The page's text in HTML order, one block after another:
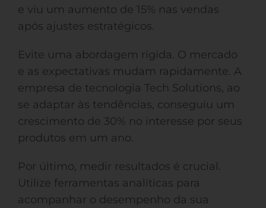
e viu um aumento de 15% nas vendas
após ajustes estratégicos.
Evite uma abordagem rígida. O mercado
e as expectativas mudam rapidamente. A
empresa de tecnologia Tech Solutions, ao
se adaptar às tendências, conseguiu um
crescimento de 30% no interesse por seus
produtos em um ano.
Por último, medir resultados é crucial.
Utilize ferramentas analíticas para
acompanhar o desempenho da sua